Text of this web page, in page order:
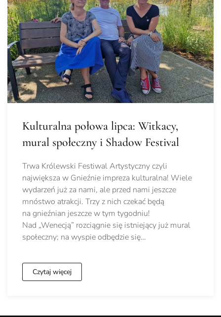
Kulturalna połowa lipca: Witkacy,
mural społeczny i Shadow Festival
Trwa Królewski Festiwal Artystyczny czyli
największa w Gnieźnie impreza kulturalna! Wiele
wydarzeń już za nami, ale przed nami jeszcze
mnóstwo atrakcji. Trzy z nich czekać będą
na gnieźnian jeszcze w tym tygodniu!
Nad „Wenecją” rozciągnie się istniejący już mural
społeczny; na wyspie odbędzie się…
Czytaj więcej